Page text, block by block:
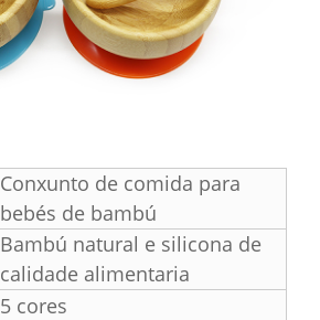
Conxunto de comida para
bebés de bambú
Bambú natural e silicona de
calidade alimentaria
5 cores